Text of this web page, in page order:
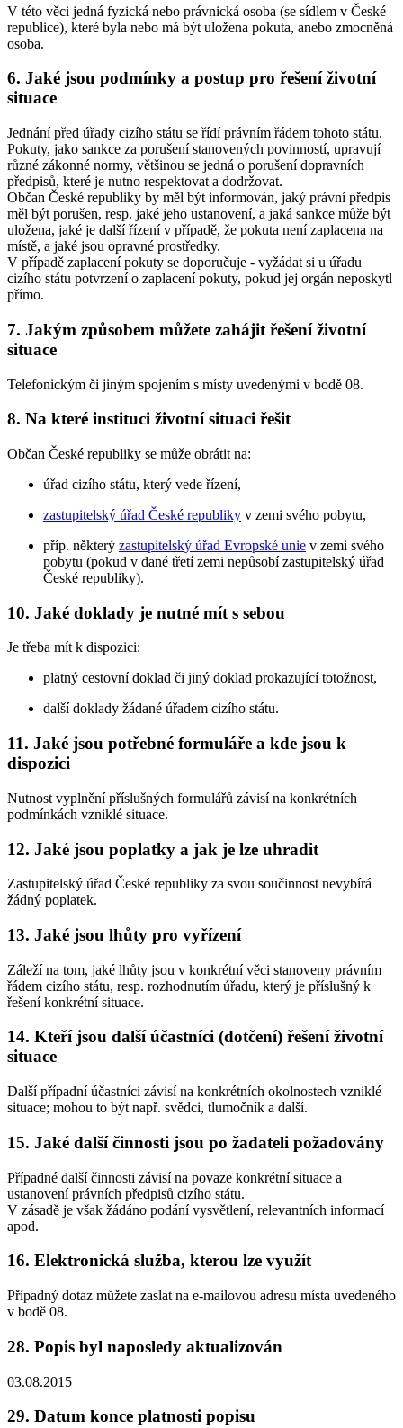
V této věci jedná fyzická nebo právnická osoba (se sídlem v České
republice), které byla nebo má být uložena pokuta, anebo zmocněná
osoba.
6. Jaké jsou podmínky a postup pro řešení životní
situace
Jednání před úřady cizího státu se řídí právním řádem tohoto státu.
Pokuty, jako sankce za porušení stanovených povinností, upravují
různé zákonné normy, většinou se jedná o porušení dopravních
předpisů, které je nutno respektovat a dodržovat.
Občan České republiky by měl být informován, jaký právní předpis
měl být porušen, resp. jaké jeho ustanovení, a jaká sankce může být
uložena, jaké je další řízení v případě, že pokuta není zaplacena na
místě, a jaké jsou opravné prostředky.
V případě zaplacení pokuty se doporučuje - vyžádat si u úřadu
cizího státu potvrzení o zaplacení pokuty, pokud jej orgán neposkytl
přímo.
7. Jakým způsobem můžete zahájit řešení životní
situace
Telefonickým či jiným spojením s místy uvedenými v bodě 08.
8. Na které instituci životní situaci řešit
Občan České republiky se může obrátit na:
úřad cizího státu, který vede řízení,
zastupitelský úřad České republiky v zemi svého pobytu,
příp. některý zastupitelský úřad Evropské unie v zemi svého
pobytu (pokud v dané třetí zemi nepůsobí zastupitelský úřad
České republiky).
10. Jaké doklady je nutné mít s sebou
Je třeba mít k dispozici:
platný cestovní doklad či jiný doklad prokazující totožnost,
další doklady žádané úřadem cizího státu.
11. Jaké jsou potřebné formuláře a kde jsou k
dispozici
Nutnost vyplnění příslušných formulářů závisí na konkrétních
podmínkách vzniklé situace.
12. Jaké jsou poplatky a jak je lze uhradit
Zastupitelský úřad České republiky za svou součinnost nevybírá
žádný poplatek.
13. Jaké jsou lhůty pro vyřízení
Záleží na tom, jaké lhůty jsou v konkrétní věci stanoveny právním
řádem cizího státu, resp. rozhodnutím úřadu, který je příslušný k
řešení konkrétní situace.
14. Kteří jsou další účastníci (dotčení) řešení životní
situace
Další případní účastníci závisí na konkrétních okolnostech vzniklé
situace; mohou to být např. svědci, tlumočník a další.
15. Jaké další činnosti jsou po žadateli požadovány
Případné další činnosti závisí na povaze konkrétní situace a
ustanovení právních předpisů cizího státu.
V zásadě je však žádáno podání vysvětlení, relevantních informací
apod.
16. Elektronická služba, kterou lze využít
Případný dotaz můžete zaslat na e-mailovou adresu místa uvedeného
v bodě 08.
28. Popis byl naposledy aktualizován
03.08.2015
29. Datum konce platnosti popisu